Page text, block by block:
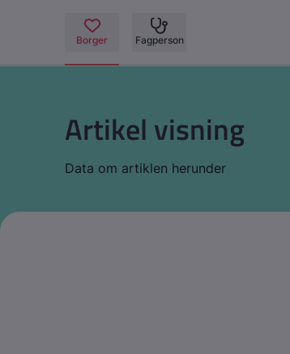
Artikel visning
Data om artiklen herunder